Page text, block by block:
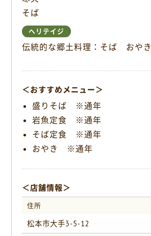
そば
ヘリテイジ
伝統的な郷土料理：そば おやき
＜おすすめメニュー＞
盛りそば ※通年
岩魚定食 ※通年
そば定食 ※通年
おやき ※通年
＜店舗情報＞
住所
松本市大手3-5-12